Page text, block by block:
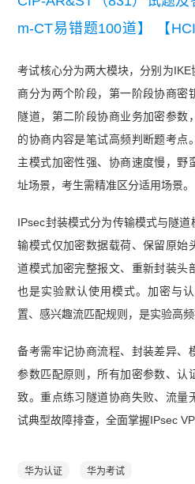
m-CT易错题100道】
【
atacom-CT模拟试卷】 【
1）练习题】
考试核心分为两大模块，分别为
商分为两个阶段，第一阶段协商密
隧道，第二阶段协商业务加密参数
的协商内容是笔试高频判断题考点
主模式加密性强、协商速度慢，野
址场景，考生需精准区分适用场景。
IPsec封装模式分为传输模式与隧
输模式仅加密数据载荷、保留原始
道模式加密完整报文、重新封装头
也是实验默认使用模式。加密与
置、感兴趣流匹配规则，是实验高频
备考需牢记协商流程、封装差异、
参数匹配原则，所有加密参数、认
致。重点练习隧道协商失败、流量
试典型故障排查，全面掌握IPsec
华为认证 华为考试